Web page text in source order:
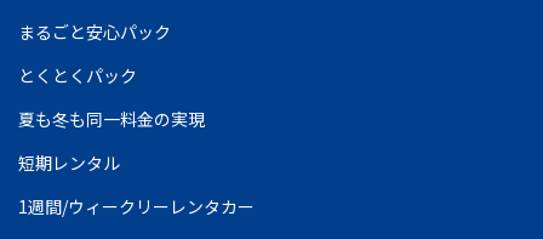
まるごと安心パック
とくとくパック
夏も冬も同一料金の実現
短期レンタル
1週間/ウィークリーレンタカー